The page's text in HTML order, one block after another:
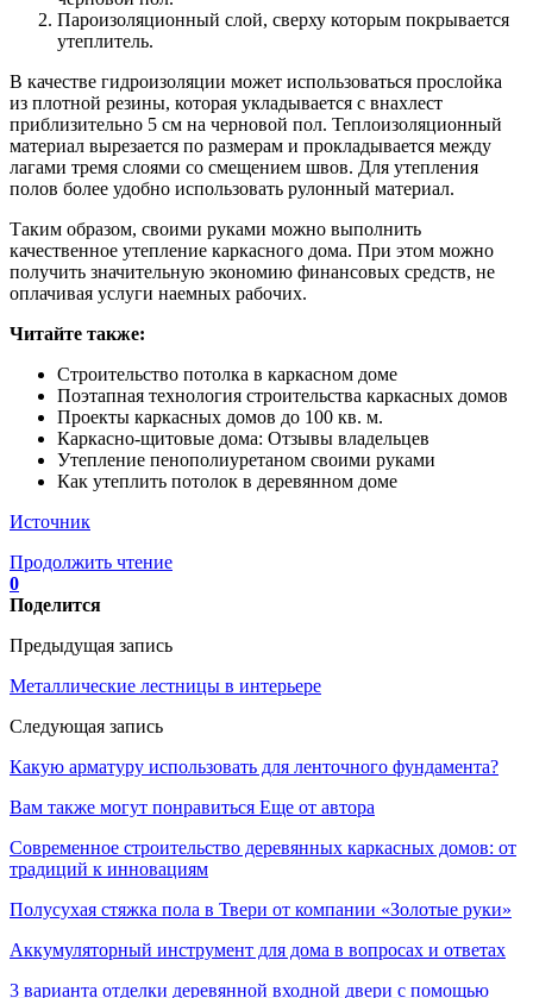
Пароизоляционный слой, сверху которым покрывается
утеплитель.
В качестве гидроизоляции может использоваться прослойка
из плотной резины, которая укладывается с внахлест
приблизительно 5 см на черновой пол. Теплоизоляционный
материал вырезается по размерам и прокладывается между
лагами тремя слоями со смещением швов. Для утепления
полов более удобно использовать рулонный материал.
Таким образом, своими руками можно выполнить
качественное утепление каркасного дома. При этом можно
получить значительную экономию финансовых средств, не
оплачивая услуги наемных рабочих.
Читайте также:
Строительство потолка в каркасном доме
Поэтапная технология строительства каркасных домов
Проекты каркасных домов до 100 кв. м.
Каркасно-щитовые дома: Отзывы владельцев
Утепление пенополиуретаном своими руками
Как утеплить потолок в деревянном доме
Источник
Продолжить чтение
0
Поделится
Предыдущая запись
Металлические лестницы в интерьере
Следующая запись
Какую арматуру использовать для ленточного фундамента?
Вам также могут понравиться Еще от автора
Современное строительство деревянных каркасных домов: от
традиций к инновациям
Полусухая стяжка пола в Твери от компании «Золотые руки»
Аккумуляторный инструмент для дома в вопросах и ответах
3 варианта отделки деревянной входной двери с помощью